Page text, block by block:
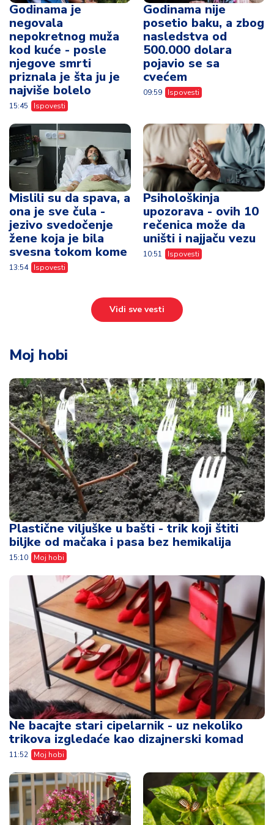
Godinama je
negovala
nepokretnog muža
kod kuće - posle
njegove smrti
priznala je šta ju je
najviše bolelo
15:45 Ispovesti
Godinama nije
posetio baku, a zbog
nasledstva od
500.000 dolara
pojavio se sa
cvećem
09:59 Ispovesti
Mislili su da spava, a
ona je sve čula -
jezivo svedočenje
žene koja je bila
svesna tokom kome
13:54 Ispovesti
Psihološkinja
upozorava - ovih 10
rečenica može da
uništi i najjaču vezu
10:51 Ispovesti
Vidi sve vesti
Moj hobi
Plastične viljuške u bašti - trik koji štiti
biljke od mačaka i pasa bez hemikalija
15:10 Moj hobi
Ne bacajte stari cipelarnik - uz nekoliko
trikova izgledaće kao dizajnerski komad
11:52 Moj hobi